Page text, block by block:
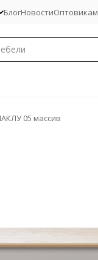
БлогНовостиОптовикам
05 массив